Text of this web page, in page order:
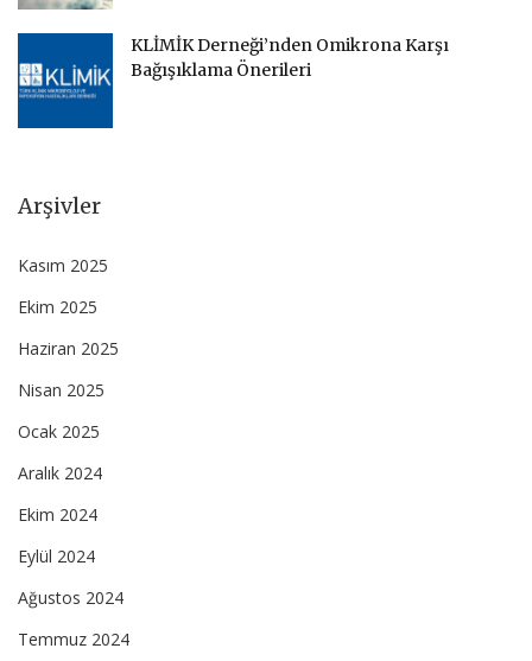
KLİMİK Derneği’nden Omikrona Karşı
Bağışıklama Önerileri
Arşivler
Kasım 2025
Ekim 2025
Haziran 2025
Nisan 2025
Ocak 2025
Aralık 2024
Ekim 2024
Eylül 2024
Ağustos 2024
Temmuz 2024